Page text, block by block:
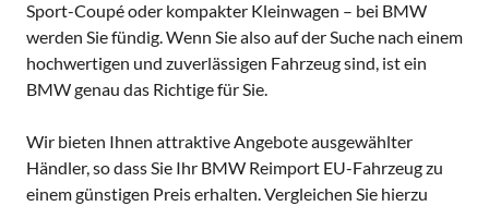
Sport-Coupé oder kompakter Kleinwagen – bei BMW
werden Sie fündig. Wenn Sie also auf der Suche nach einem
hochwertigen und zuverlässigen Fahrzeug sind, ist ein
BMW genau das Richtige für Sie.
Wir bieten Ihnen attraktive Angebote ausgewählter
Händler, so dass Sie Ihr BMW Reimport EU-Fahrzeug zu
einem günstigen Preis erhalten. Vergleichen Sie hierzu